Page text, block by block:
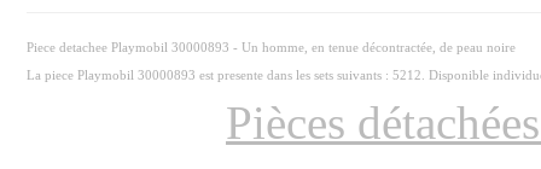
Piece detachee Playmobil 30000893 - Un homme, en tenue décontractée, de peau noire
La piece Playmobil 30000893 est presente dans les sets suivants : 5212. Disponible
Pièces